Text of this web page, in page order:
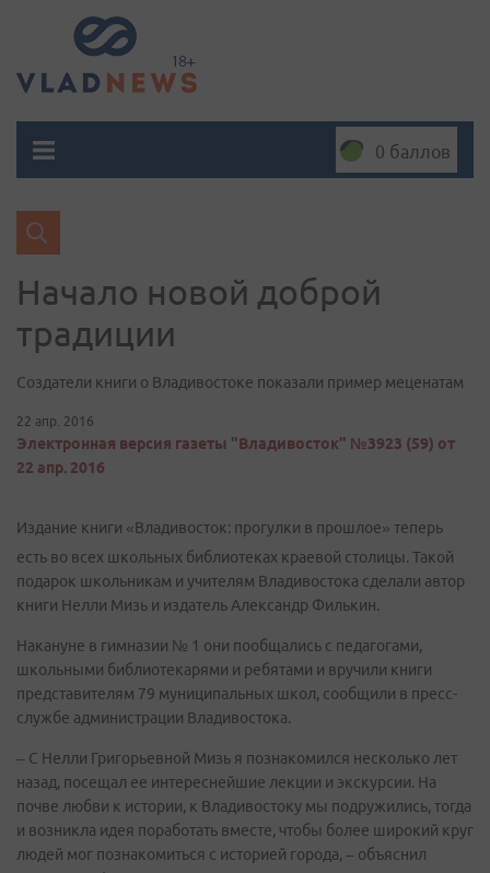
0 баллов
Начало новой доброй
традиции
Создатели книги о Владивостоке показали пример меценатам
22 апр. 2016
Электронная версия газеты "Владивосток" №3923 (59) от
22 апр. 2016
Издание книги «Владивосток: прогулки в прошлое» теперь
есть во всех школьных библиотеках краевой столицы. Такой
подарок школьникам и учителям Владивостока сделали автор
книги Нелли Мизь и издатель Александр Филькин.
Накануне в гимназии № 1 они пообщались с педагогами,
школьными библиотекарями и ребятами и вручили книги
представителям 79 муниципальных школ, сообщили в пресс-
службе администрации Владивостока.
– С Нелли Григорьевной Мизь я познакомился несколько лет
назад, посещал ее интереснейшие лекции и экскурсии. На
почве любви к истории, к Владивостоку мы подружились, тогда
и возникла идея поработать вместе, чтобы более широкий круг
людей мог познакомиться с историей города, – объяснил